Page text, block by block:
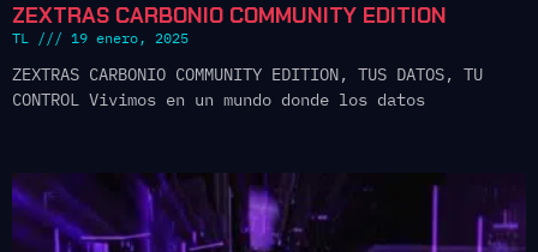
ZEXTRAS CARBONIO COMMUNITY EDITION
TL 19 enero, 2025
ZEXTRAS CARBONIO COMMUNITY EDITION, TUS DATOS, TU
CONTROL Vivimos en un mundo donde los datos